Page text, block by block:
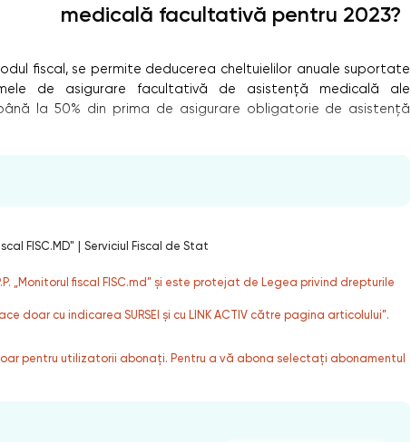
medicală facultativă pentru 2023?
fiscal, se permite deducerea cheltuielilor anuale suportate
de asigurare facultativă de asistenţă medicală ale
la 50% din prima de asigurare obligatorie de asistenţă
FISC.MD" | Serviciul Fiscal de Stat
„Monitorul fiscal FISC.md” și este protejat de Legea privind drepturile
doar cu indicarea SURSEI și cu LINK ACTIV către pagina articolului”.
pentru utilizatorii abonați. Pentru a vă abona selectați abonamentul